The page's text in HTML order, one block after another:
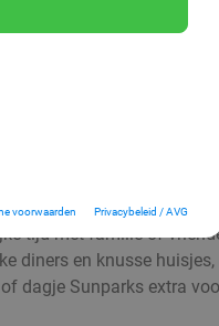
voorwaarden Privacybeleid / AVG
tijd met familie of
diners en knusse
dagje Sunparks extra